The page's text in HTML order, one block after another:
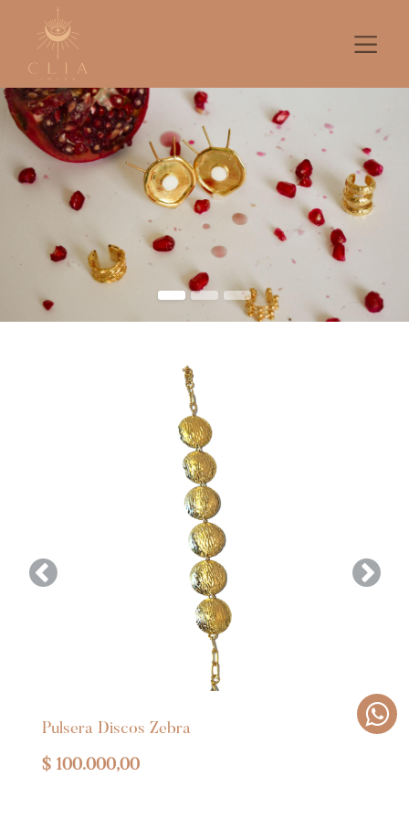
Pulsera Discos Zebra
$ 100.000,00
Anterior